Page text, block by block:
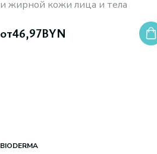
и жирной кожи лица и тела
от46,97BYN
BIODERMA